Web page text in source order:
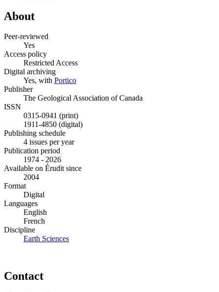
About
Peer-reviewed
Yes
Access policy
Restricted Access
Digital archiving
Yes, with Portico
Publisher
The Geological Association of Canada
ISSN
0315-0941 (print)
1911-4850 (digital)
Publishing schedule
4 issues per year
Publication period
1974 - 2026
Available on Érudit since
2004
Format
Digital
Languages
English
French
Discipline
Earth Sciences
Contact